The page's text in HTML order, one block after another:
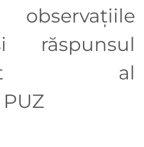
răspunsul
al